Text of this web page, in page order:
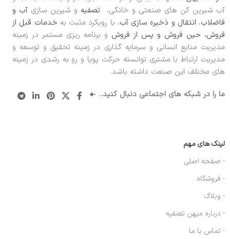
آب شیرین کن های صنعتی و خانگی،
تصفیه و شیرین سازی آب و
فاضلاب، انتقال و ذخیره سازی آب، با رویکرد مثبت به خدمات قبل از
فروش، حین فروش و پس از فروش و برنامه ریزی مستمر در زمینه
مدیریت منابع انسانی و سرمایه گذاری در زمینه تحقیق و توسعه و
مدیریت ارتباط با مشتری توانسته حرکت پویا و رو به رشدی در زمینه
های مختلف این صنعت داشته باشد.
ما را در شبکه های اجتماعی دنبال کنید...
لینک های مهم
- صفحه اصلی
- فروشگاه
- وبلاگ
- درباره میهن تصفیه
- تماس با ما